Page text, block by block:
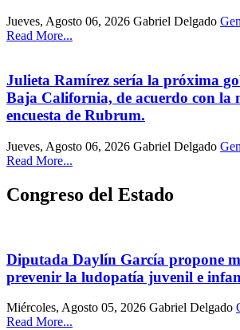
Jueves, Agosto 06, 2026 Gabriel Delgado
Read More...
Julieta Ramírez sería la próxima
Baja California, de acuerdo con la
encuesta de Rubrum.
Jueves, Agosto 06, 2026 Gabriel Delgado
Read More...
Congreso del Estado
Diputada Daylín García propone
prevenir la ludopatía juvenil e
Miércoles, Agosto 05, 2026 Gabriel Delgado
Read More...